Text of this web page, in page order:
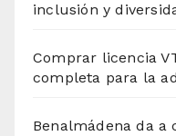
inclusión y
Comprar licencia
completa para la
Benalmádena da a